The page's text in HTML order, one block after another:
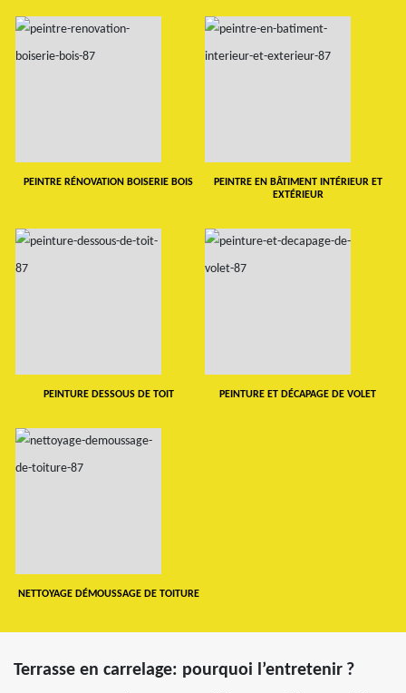
PEINTRE RÉNOVATION BOISERIE BOIS
PEINTRE EN BÂTIMENT INTÉRIEUR ET
EXTÉRIEUR
PEINTURE DESSOUS DE TOIT PEINTURE ET DÉCAPAGE DE VOLET
NETTOYAGE DÉMOUSSAGE DE TOITURE
Terrasse en carrelage: pourquoi l’entretenir ?